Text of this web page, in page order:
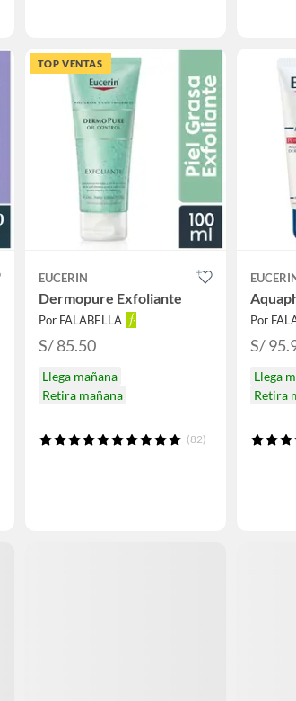
TOP VENTAS
EUCERIN
Dermopure Exfoliante
Por FALABELLA
S/ 85.50
Llega mañana
Retira mañana
(82)
Por
S/
Llega
Retira